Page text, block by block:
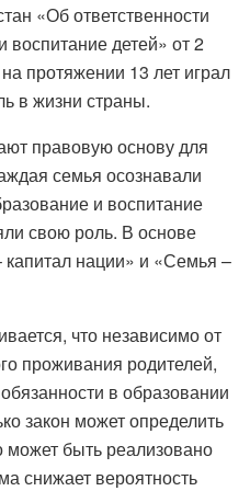
«Об ответственности
воспитание детей» от 2
протяжении 13 лет играл
в жизни страны.
правовую основу для
семья осознавали
и воспитание
свою роль. В основе
нации» и «Семья –
что независимо от
проживания родителей,
в образовании
закон может определить
может быть реализовано
снижает вероятность